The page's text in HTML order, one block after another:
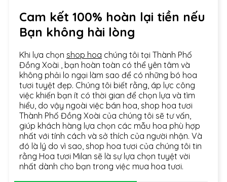
Cam kết 100% hoàn lại tiền nếu
Bạn không hài lòng
Khi lựa chọn shop hoa chúng tôi tại Thành Phố
Đồng Xoài , bạn hoàn toàn có thể yên tâm và
không phải lo ngại làm sao để có những bó hoa
tươi tuyệt đẹp. Chúng tôi biết rằng, áp lực công
việc khiến bạn ít có thời gian để chọn lựa và tìm
hiểu, do vậy ngoài việc bán hoa, shop hoa tươi
Thành Phố Đồng Xoài của chúng tôi sẽ tư vấn,
giúp khách hàng lựa chọn các mẫu hoa phù hợp
nhất với tính cách và sở thích của người nhận. Và
đó là lý do vì sao, shop hoa tươi của chúng tôi tin
rằng Hoa tươi Milan sẽ là sự lựa chọn tuyệt vời
nhất dành cho bạn trong việc mua hoa tươi.